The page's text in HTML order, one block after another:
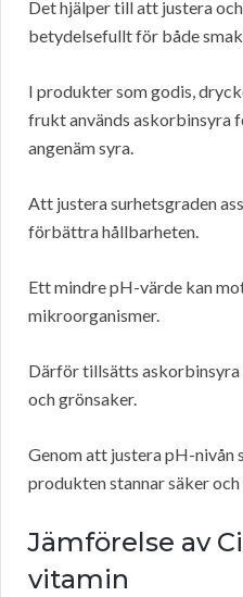
Det hjälper till att justera
betydelsefullt för både
I produkter som godis,
frukt används askorbinsyra
angenäm syra.
Att justera surhetsgraden
förbättra hållbarheten.
Ett mindre pH-värde kan
mikroorganismer.
Därför tillsätts
och grönsaker.
Genom att justera pH-nivån
produkten stannar säker
Jämförelse av
vitamin